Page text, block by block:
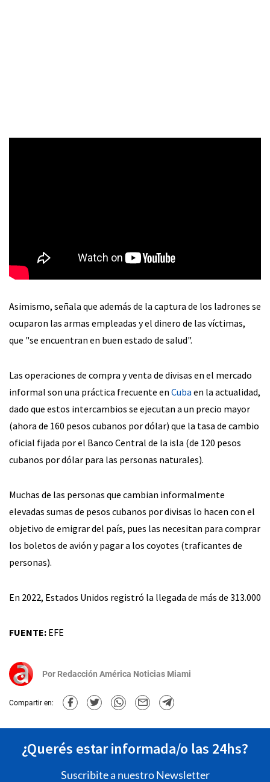
Asimismo, señala que además de la captura de los ladrones se
ocuparon las armas empleadas y el dinero de las víctimas,
que "se encuentran en buen estado de salud".
Las operaciones de compra y venta de divisas en el mercado
informal son una práctica frecuente en Cuba en la actualidad,
dado que estos intercambios se ejecutan a un precio mayor
(ahora de 160 pesos cubanos por dólar) que la tasa de cambio
oficial fijada por el Banco Central de la isla (de 120 pesos
cubanos por dólar para las personas naturales).
Muchas de las personas que cambian informalmente
elevadas sumas de pesos cubanos por divisas lo hacen con el
objetivo de emigrar del país, pues las necesitan para comprar
los boletos de avión y pagar a los coyotes (traficantes de
personas).
En 2022, Estados Unidos registró la llegada de más de 313.000
FUENTE: EFE
Por Redacción América Noticias Miami
Compartir en:
¿Querés estar informada/o las 24hs?
Suscribite a nuestro Newsletter